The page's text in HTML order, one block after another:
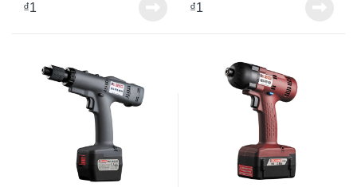
SK-B6125P
SK-B6230PF
SK-B6250P
₫1 ₫1